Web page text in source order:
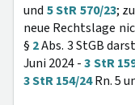
und 5 StR 570/23;
neue Rechtslage
§ 2Abs. 3 StGB
Juni 2024 -3 StR
3 StR 154/24Rn. 5